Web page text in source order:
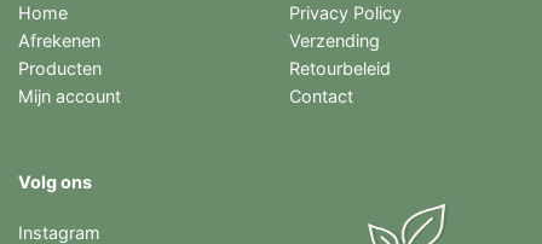
Home
Afrekenen
Producten
Mijn account
Privacy Policy
Verzending
Retourbeleid
Contact
Volg ons
Instagram